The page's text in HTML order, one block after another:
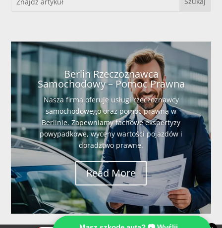
Berlin Rzeczoznawca
Samochodowy – Pomoc Prawna
Nasza firma oferuje usługi rzeczoznawcy
samochodowego oraz pomoc prawną w
Berlinie. Zapewniamy fachowe ekspertyzy
powypadkowe, wyceny wartości pojazdów i
doradztwo prawne.
Read More